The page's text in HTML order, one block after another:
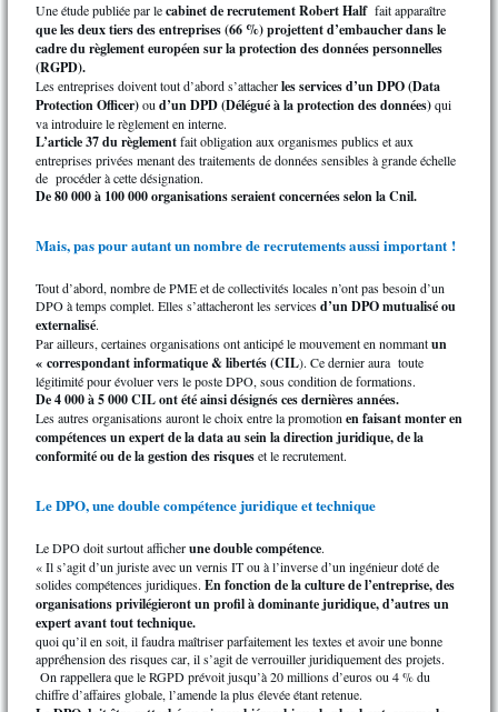
Une étude publiée par lecabinet de recrutement Robert Halffait apparaître
que les deux tiers des entreprises (66 %) projettent d’embaucher dans le
cadre du règlement européen sur la protection des données personnelles
(RGPD).
Les entreprises doivent tout d’abord s’attacherles services d’un DPO (Data
Protection Officer)ou d’un DPD (Délégué à la protection des données)qui
va introduire le règlement en interne.
L’article 37 du règlementfait obligation aux organismes publics et aux
entreprises privées menant des traitements de données sensibles à grande échelle
de procéder à cette désignation.
De 80 000 à 100 000 organisations seraient concernées selon la Cnil.
Mais, pas pour autant un nombre de recrutements aussi important !
Tout d’abord, nombre de PME et de collectivités locales n’ont pas besoin d’un
DPO à temps complet. Elles s’attacheront les servicesd’un DPO mutualisé ou
externalisé.
Par ailleurs, certaines organisations ont anticipé le mouvement en nommantun
« correspondant informatique & libertés (CIL). Ce dernier aura toute
légitimité pour évoluer vers le poste DPO, sous condition de formations.
De 4 000 à 5 000 CIL ont été ainsi désignés ces dernières années.
Les autres organisations auront le choix entre la promotion en faisant monter en
compétences un expert de la data au sein la direction juridique, de la
conformité ou de la gestion des risqueset le recrutement.
Le DPO, une double compétence juridique et technique
Le DPO doit surtout afficherune double compétence.
« Il s’agit d’un juriste avec un vernis IT ou à l’inverse d’un ingénieur doté de
solides compétences juridiques. En fonction de la culture de l’entreprise, des
organisations privilégieront un profil à dominante juridique, d’autres un
expert avant tout technique.
quoi qu’il en soit, il faudra maîtriser parfaitement les textes et avoir une bonne
appréhension des risques car, il s’agit de verrouiller juridiquement des projets.
On rappellera que le RGPD prévoit jusqu’à 20 millions d’euros ou 4 % du
chiffre d’affaires globale, l’amende la plus élevée étant retenue.